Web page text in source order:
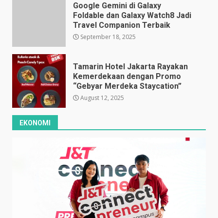
Google Gemini di Galaxy
Foldable dan Galaxy Watch8 Jadi
Travel Companion Terbaik
September 18, 2025
Tamarin Hotel Jakarta Rayakan
Kemerdekaan dengan Promo
“Gebyar Merdeka Staycation”
August 12, 2025
EKONOMI